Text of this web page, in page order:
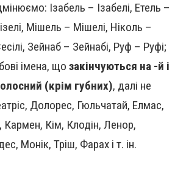
Ізабель – Ізабелі, Етель –
Мішель – Мішелі, Ніколь –
Зейнаб – Зейнабі, Руф – Руфі;
імена, що закінчуються на -й і
(крім губних), далі не
Долорес, Гюльчатай, Елмас,
Кармен, Кім, Клодін, Ленор,
Монік, Тріш, Фарах і т. ін.